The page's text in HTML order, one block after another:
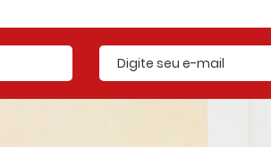
E-mail cadastrado